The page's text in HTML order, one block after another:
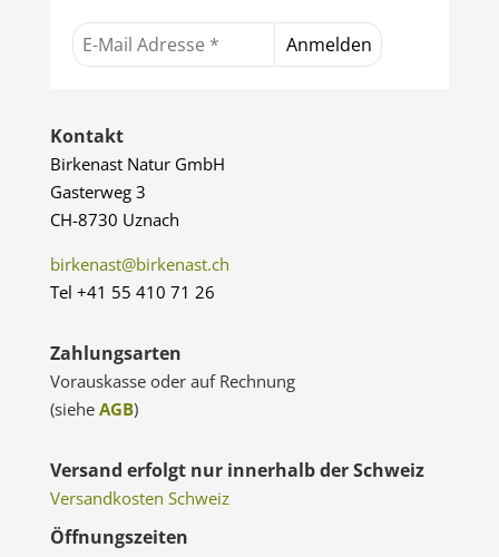
Kontakt
Birkenast Natur GmbH
Gasterweg 3
CH-8730 Uznach
birkenast@birkenast.ch
Tel +41 55 410 71 26
Zahlungsarten
Vorauskasse oder auf Rechnung
(siehe AGB)
Versand erfolgt nur innerhalb der Schweiz
Versandkosten Schweiz
Öffnungszeiten